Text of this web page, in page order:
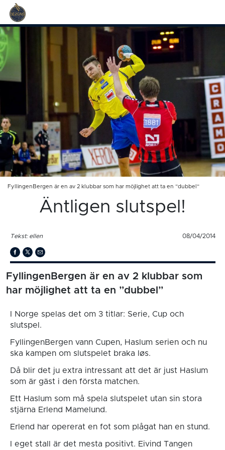
FyllingenBergen är en av 2 klubbar som har möjlighet att ta en ”dubbel”
Äntligen slutspel!
Tekst: ellen 08/04/2014
FyllingenBergen är en av 2 klubbar som
har möjlighet att ta en ”dubbel”
I Norge spelas det om 3 titlar: Serie, Cup och
slutspel.
FyllingenBergen vann Cupen, Haslum serien och nu
ska kampen om slutspelet braka løs.
Då blir det ju extra intressant att det är just Haslum
som är gäst i den första matchen.
Ett Haslum som må spela slutspelet utan sin stora
stjärna Erlend Mamelund.
Erlend har opererat en fot som plågat han en stund.
I eget stall är det mesta positivt. Eivind Tangen